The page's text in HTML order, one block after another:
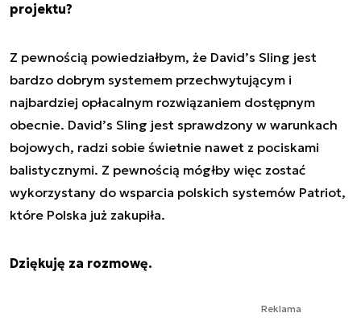
projektu?
Z pewnością powiedziałbym, że David’s Sling jest
bardzo dobrym systemem przechwytującym i
najbardziej opłacalnym rozwiązaniem dostępnym
obecnie. David’s Sling jest sprawdzony w warunkach
bojowych, radzi sobie świetnie nawet z pociskami
balistycznymi. Z pewnością mógłby więc zostać
wykorzystany do wsparcia polskich systemów Patriot,
które Polska już zakupiła.
Dziękuję za rozmowę.
Reklama